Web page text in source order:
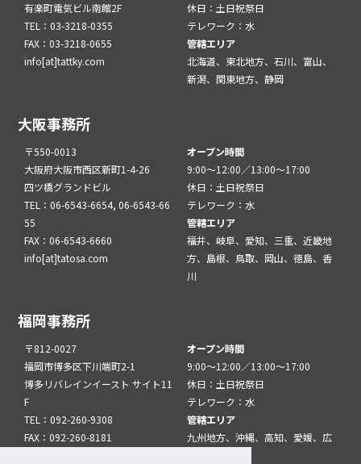
有楽町電気ビル南館2F
TEL：03-3218-0355
FAX：03-3218-0655
info[at]tattky.com
休日：土日祝祭日
テレワーク：水
管轄エリア
北海道、東北地方、石川、富山、
新潟、関東地方、静岡
大阪事務所
〒550-0013
大阪府大阪市西区新町1-4-26
四ツ橋グランドビル
TEL：06-6543-6654, 06-6543-66
55
FAX：06-6543-6660
info[at]tatosa.com
オープン時間
9:00～12:00／13:00～17:00
休日：土日祝祭日
テレワーク：水
管轄エリア
福井、岐阜、愛知、三重、近畿地
方、島根、鳥取、岡山、徳島、香
川
福岡事務所
〒812-0027
福岡市博多区下川端町2-1
博多リバレインイースト サイト11
F
TEL：092-260-9308
FAX：092-260-8181
オープン時間
9:00～12:00／13:00～17:00
休日：土日祝祭日
テレワーク：水
管轄エリア
九州地方、沖縄、高知、愛媛、広